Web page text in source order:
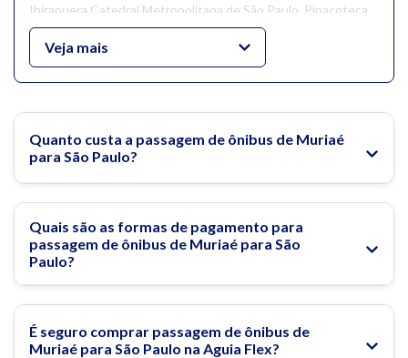
Ibirapuera,Catedral Metropolitana de São Paulo, Pinacoteca
de São Paulo, Mercado Municipal, Avenida Paulista aos
domingos, e claro, os principais bairros.
O bairro da Liberdade, de influência Japonesa, atrai muitos
comerciais da América Latina, lá você encontra de tudo um
pouco. A Vila Madalena, um dos bairros boêmios de São Paulo,
Janeiro para São Paulo com preços imperdíveis!
Veja mais
Quanto custa a passagem de ônibus de Muriaé
para São Paulo?
Quais são as formas de pagamento para
passagem de ônibus de Muriaé para São
Paulo?
É seguro comprar passagem de ônibus de
Muriaé para São Paulo na Aguia Flex?